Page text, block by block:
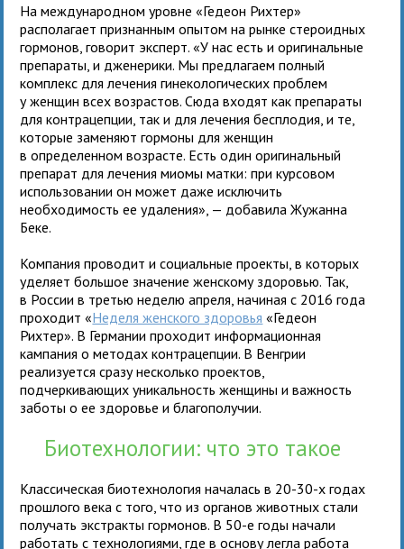
На международном уровне «Гедеон Рихтер»
располагает признанным опытом на рынке стероидных
гормонов, говорит эксперт. «У нас есть и оригинальные
препараты, и дженерики. Мы предлагаем полный
комплекс для лечения гинекологических проблем
у женщин всех возрастов. Сюда входят как препараты
для контрацепции, так и для лечения бесплодия, и те,
которые заменяют гормоны для женщин
в определенном возрасте. Есть один оригинальный
препарат для лечения миомы матки: при курсовом
использовании он может даже исключить
необходимость ее удаления», — добавила Жужанна
Беке.
Компания проводит и социальные проекты, в которых
уделяет большое значение женскому здоровью. Так,
в России в третью неделю апреля, начиная с 2016 года
проходит «Неделя женского здоровья «Гедеон
Рихтер». В Германии проходит информационная
кампания о методах контрацепции. В Венгрии
реализуется сразу несколько проектов,
подчеркивающих уникальность женщины и важность
заботы о ее здоровье и благополучии.
Биотехнологии: что это такое
Классическая биотехнология началась в 20-30-х годах
прошлого века с того, что из органов животных стали
получать экстракты гормонов. В 50-е годы начали
работать с технологиями, где в основу легла работа